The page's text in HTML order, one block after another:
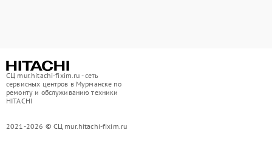
СЦ mur.hitachi-fixim.ru - сеть
сервисных центров в Мурманске по
ремонту и обслуживанию техники
HITACHI
2021-2026 © СЦ mur.hitachi-fixim.ru